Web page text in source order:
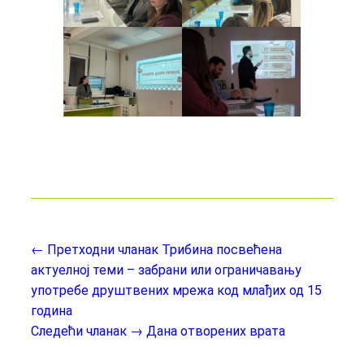
← Претходни чланак Трибина посвећена
актуелној теми – забрани или ограничавању
употребе друштвених мрежа код млађих од 15
година
Следећи чланак → Дана отворених врата